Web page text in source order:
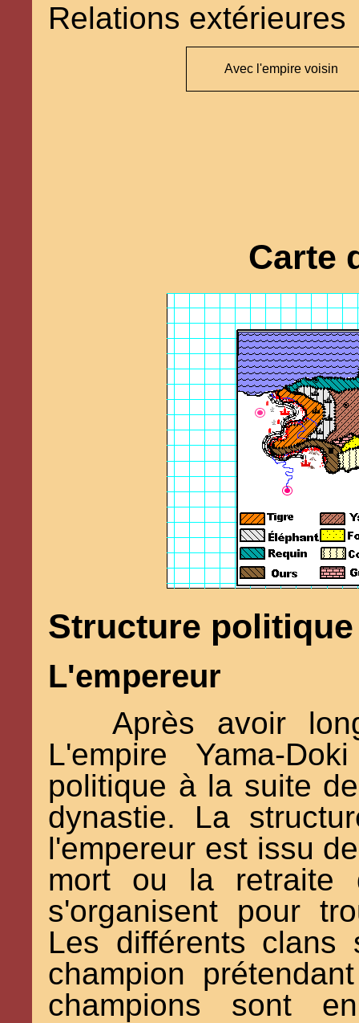
Relations extérieures
Avec l'empire voisin
Carte
Structure politique
L'empereur
Après avoir
L'empire Yama-
politique à la suite
dynastie. La
l'empereur est issu
mort ou la retraite
s'organisent pour
Les différents clans
champion
champions sont